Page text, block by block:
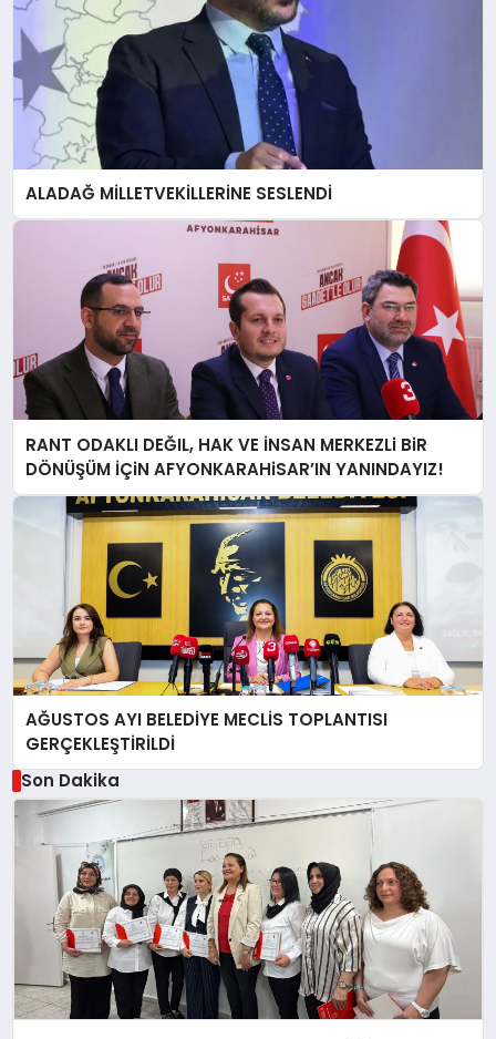
ALADAĞ MİLLETVEKİLLERİNE SESLENDİ
RANT ODAKLI DEĞIL, HAK VE İNSAN MERKEZLi BiR
DÖNÜŞÜM İÇiN AFYONKARAHiSAR’IN YANINDAYIZ!
AĞUSTOS AYI BELEDİYE MECLİS TOPLANTISI
GERÇEKLEŞTİRİLDİ
Son Dakika